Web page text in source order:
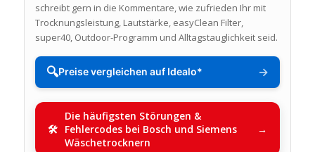
schreibt gern in die Kommentare, wie zufrieden Ihr mit
Trocknungsleistung, Lautstärke, easyClean Filter,
super40, Outdoor-Programm und Alltagstauglichkeit seid.
🔍Preise vergleichen auf Idealo* →
Die häufigsten Störungen &
Fehlercodes bei Bosch und Siemens
Wäschetrocknern